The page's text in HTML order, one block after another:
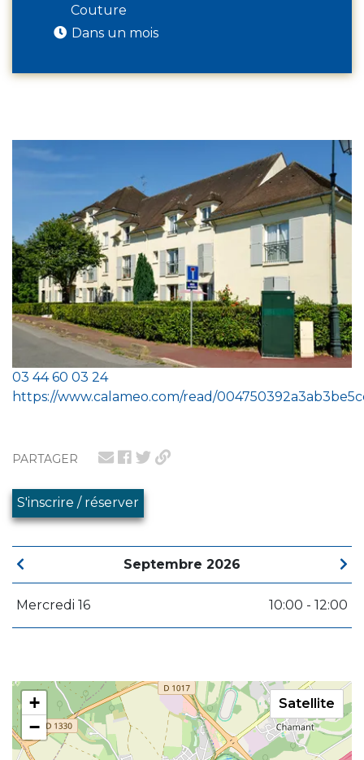
PARTAGER
S'inscrire / réserver
Septembre 2026
Mercredi 16 10:00 - 12:00
+
−
Satellite
Couture
Dans un mois
03 44 60 03 24
https://www.calameo.com/read/